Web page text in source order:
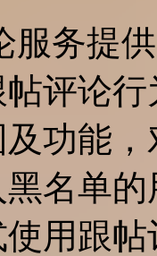
服务提
评论
功能
名单
用跟